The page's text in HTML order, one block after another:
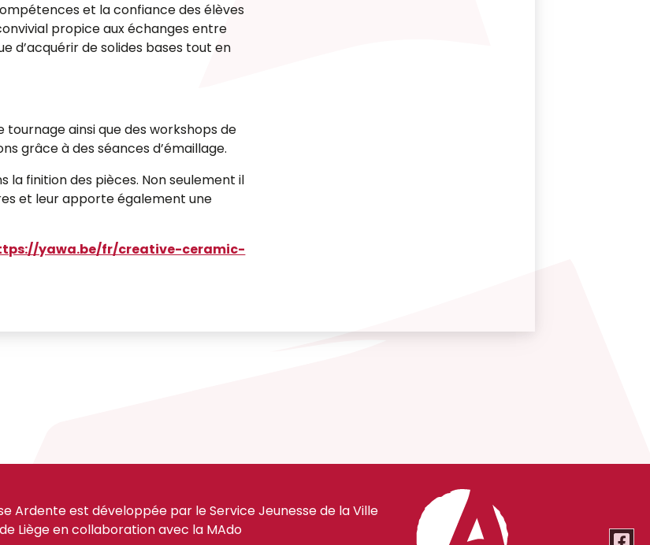
et la confiance des élèves
propice aux échanges entre
d’acquérir de solides bases tout en
ainsi que des workshops de
grâce à des séances d’émaillage.
la finition des pièces. Non seulement il
et leur apporte également une
yawa.be/fr/creative-ceramic-
Ardente est développée par le Service Jeunesse de la Ville
de Liège en collaboration avec la MAdo